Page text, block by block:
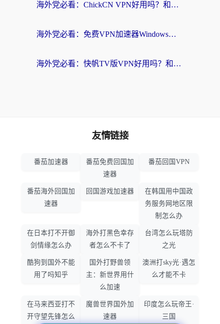
海外党必看：ChickCN VPN好用吗？和星河VPN对比哪个回国效果更好？附真实体验+避坑指南
海外党必看：免费VPN加速器Windows版怎么选？附真实测评与无缝访问国内资源指南
海外党必看：快帆TV版VPN好用吗？和hi龟龟VPN对比哪个回国效果更好？附免费加速器选择指南
友情链接
番茄加速器
番茄免费回国加
速器
番茄回国VPN
番茄海外回国加
速器
回国游戏加速器
在韩国用中国政
务服务网地区限
制怎么办
在日本打不开御
剑情缘怎么办
海外打黑色幸存
者怎么不卡了
台湾怎么玩塔防
之光
酷狗到国外不能
用了吗知乎
国外打野兽领
主：新世界用什
么加速
澳洲打sky光·遇怎
么才能不卡
在马来西亚打不
开守望先锋怎么
魔兽世界国外加
速器
印度怎么玩帝王·
三国